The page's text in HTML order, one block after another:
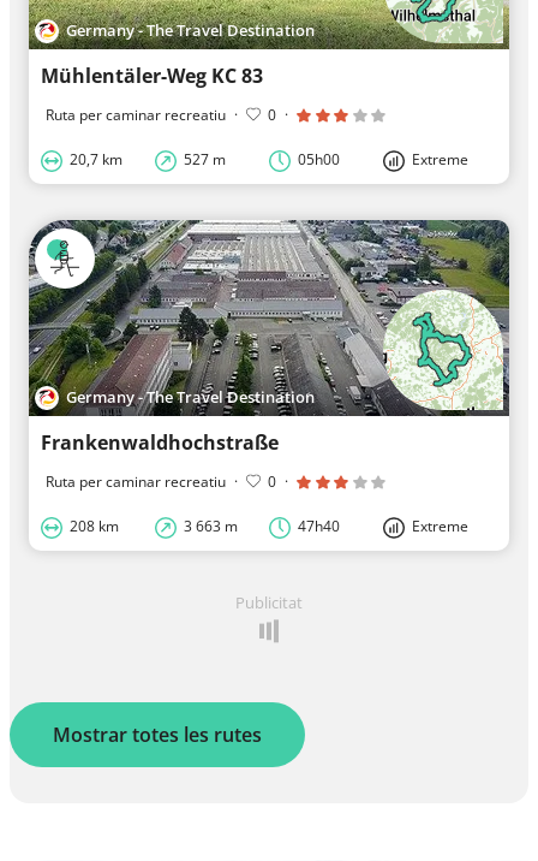
Germany - The Travel Destination
Mühlentäler-Weg KC 83
Ruta per caminar recreatiu · 0 ·
20,7 km 527 m 05h00 Extreme
Germany - The Travel Destination
Frankenwaldhochstraße
Ruta per caminar recreatiu · 0 ·
208 km 3 663 m 47h40 Extreme
Publicitat
Mostrar totes les rutes